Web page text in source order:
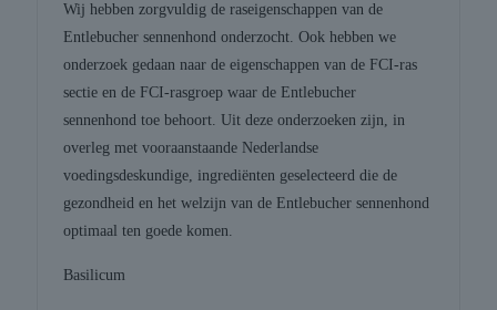
Wij hebben zorgvuldig de raseigenschappen van de
Entlebucher sennenhond onderzocht. Ook hebben we
onderzoek gedaan naar de eigenschappen van de FCI-ras
sectie en de FCI-rasgroep waar de Entlebucher
sennenhond toe behoort. Uit deze onderzoeken zijn, in
overleg met vooraanstaande Nederlandse
voedingsdeskundige, ingrediënten geselecteerd die de
gezondheid en het welzijn van de Entlebucher sennenhond
optimaal ten goede komen.
Basilicum